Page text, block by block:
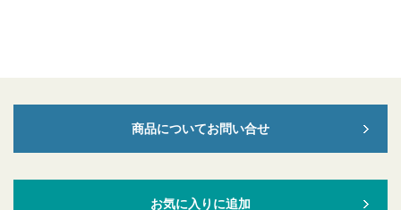
商品についてお問い合せ
お気に入りに追加